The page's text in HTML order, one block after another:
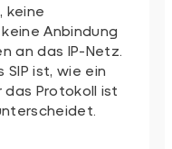
keine
Anbindung
an das IP-Netz.
ist, wie ein
das Protokoll ist